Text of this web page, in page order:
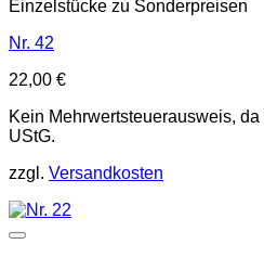
Einzelstücke zu Sonderpreisen
Nr. 42
22,00 €
Kein Mehrwertsteuerausweis,
UStG.
zzgl. Versandkosten